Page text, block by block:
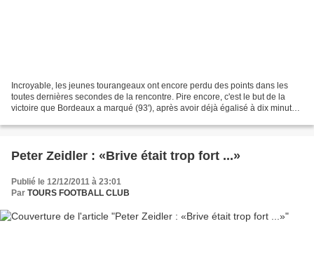
Incroyable, les jeunes tourangeaux ont encore perdu des points dans les
toutes dernières secondes de la rencontre. Pire encore, c'est le but de la
victoire que Bordeaux a marqué (93'), après avoir déjà égalisé à dix minutes
Peter Zeidler : «Brive était trop fort ...»
Publié le 12/12/2011 à 23:01
Par TOURS FOOTBALL CLUB